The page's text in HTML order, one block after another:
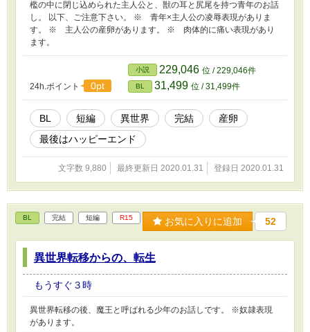
檻の中に閉じ込められた主人公と、獣の耳と尻尾を持つ青年のお話
し。 以下、ご注意下さい。 ※ 青年×主人公の凌辱表現がありま
す。 ※ 主人公の産卵があります。 ※ 肉体的に痛い表現があり
ます。
24h.ポイント 0pt
小説 229,046 位 / 229,046件
BL 31,499 位 / 31,499件
BL 短編 異世界 完結
産卵
最後はハッピーエンド
文字数 9,880 最終更新日 2020.01.31 登録日 2020.01.31
BL 完結 短編 R15 お気に入りに追加 52
異世界転移からの、転生
もうすぐ３時
異世界転移の後、魔王と呼ばれる少年のお話しです。 ※奴隷表現
があります。